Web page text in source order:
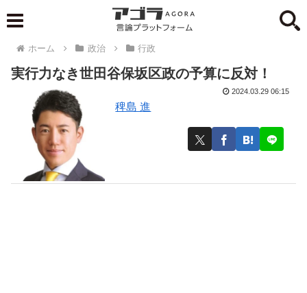
ホーム 政治 行政
実行力なき世田谷保坂区政の予算に反対！
稗島 進
2024.03.29 06:15